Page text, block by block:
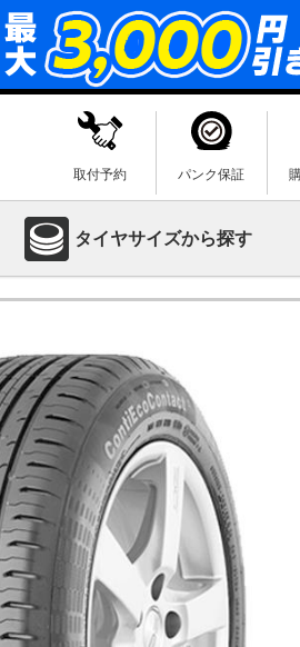
取付予約 パンク保証
タイヤサイズから探す